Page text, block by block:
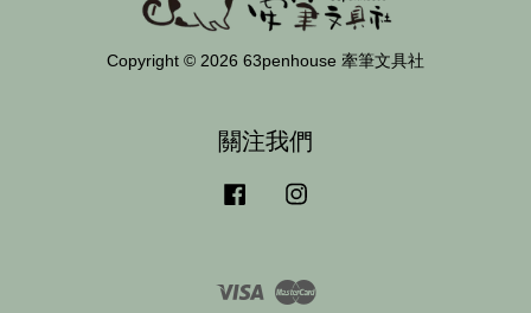
Copyright © 2026 63penhouse 牽筆文具社
關注我們
Facebook
Visa Master